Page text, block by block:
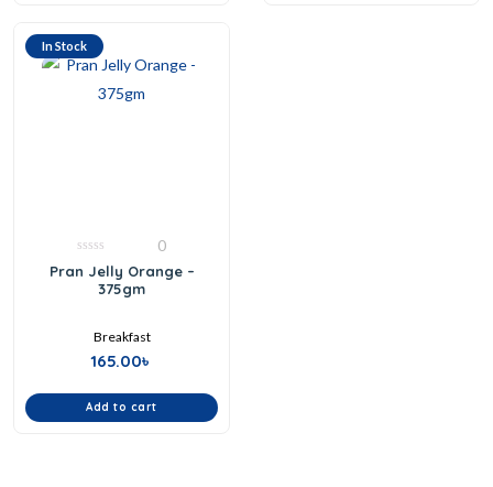
In Stock
out
0
Pran Jelly Orange –
375gm
Breakfast
165.00৳
Add to cart